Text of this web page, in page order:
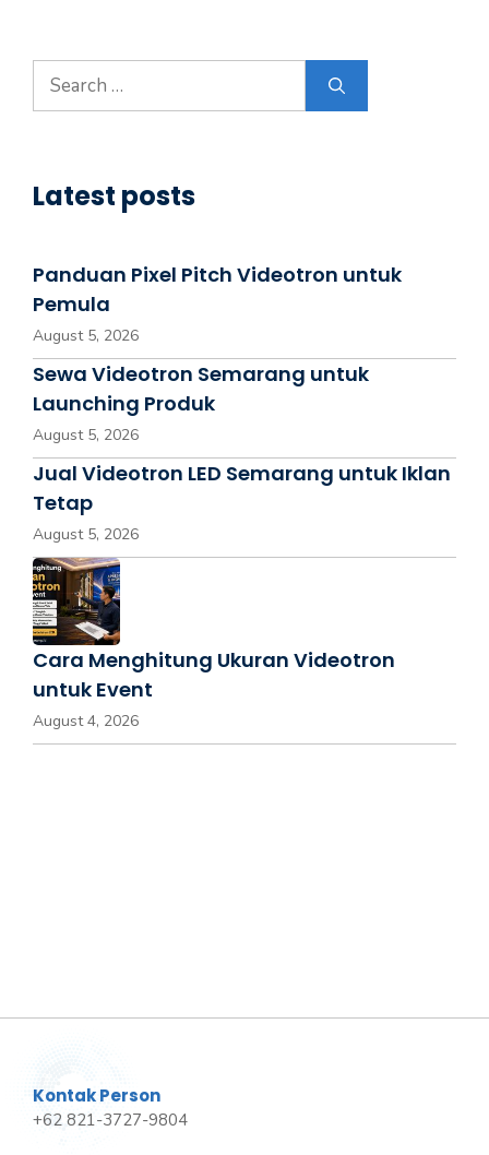
Latest posts
Panduan Pixel Pitch Videotron untuk
Pemula
August 5, 2026
Sewa Videotron Semarang untuk
Launching Produk
August 5, 2026
Jual Videotron LED Semarang untuk Iklan
Tetap
August 5, 2026
Cara Menghitung Ukuran Videotron
untuk Event
August 4, 2026
Kontak Person
+62 821-3727-9804